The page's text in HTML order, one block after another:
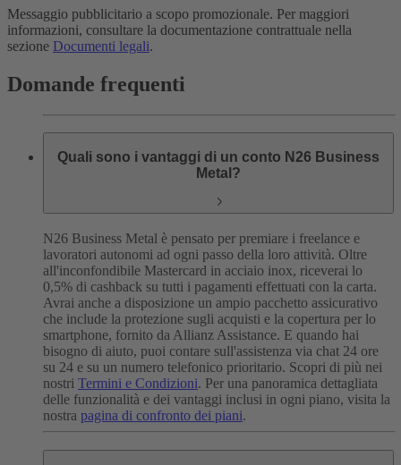
Messaggio pubblicitario a scopo promozionale. Per maggiori
informazioni, consultare la documentazione contrattuale nella
sezione Documenti legali.
Domande frequenti
Quali sono i vantaggi di un conto N26 Business
Metal?
N26 Business Metal è pensato per premiare i freelance e
lavoratori autonomi ad ogni passo della loro attività. Oltre
all'inconfondibile Mastercard in acciaio inox, riceverai lo
0,5% di cashback su tutti i pagamenti effettuati con la carta.
Avrai anche a disposizione un ampio pacchetto assicurativo
che include la protezione sugli acquisti e la copertura per lo
smartphone, fornito da Allianz Assistance. E quando hai
bisogno di aiuto, puoi contare sull'assistenza via chat 24 ore
su 24 e su un numero telefonico prioritario. Scopri di più nei
nostri Termini e Condizioni. Per una panoramica dettagliata
delle funzionalità e dei vantaggi inclusi in ogni piano, visita la
nostra pagina di confronto dei piani.